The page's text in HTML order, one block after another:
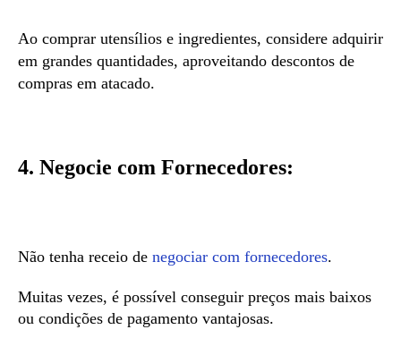
Ao comprar utensílios e ingredientes, considere adquirir
em grandes quantidades, aproveitando descontos de
compras em atacado.
4. Negocie com Fornecedores:
Não tenha receio de negociar com fornecedores.
Muitas vezes, é possível conseguir preços mais baixos
ou condições de pagamento vantajosas.